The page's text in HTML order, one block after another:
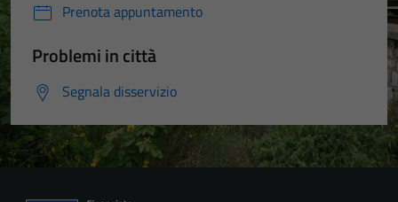
Prenota appuntamento
Problemi in città
Segnala disservizio